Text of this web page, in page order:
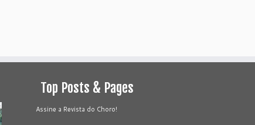
Top Posts & Pages
Assine a Revista do Choro!